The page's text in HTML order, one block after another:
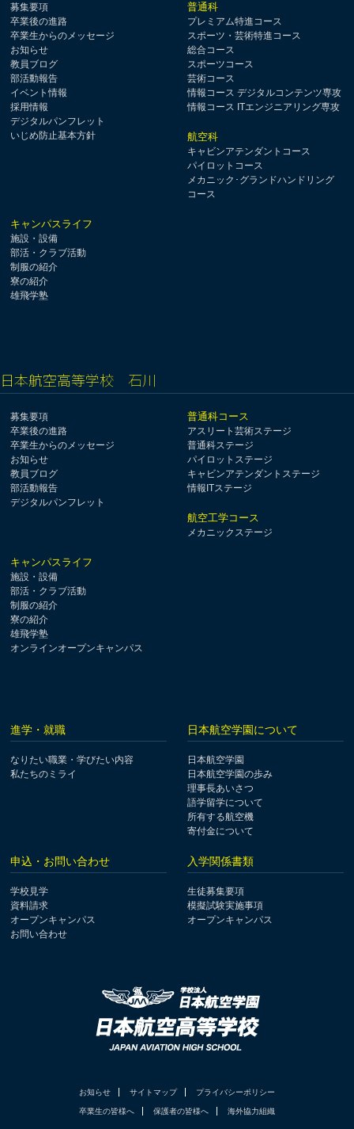
募集要項
卒業後の進路
卒業生からのメッセージ
お知らせ
教員ブログ
部活動報告
イベント情報
採用情報
デジタルパンフレット
いじめ防止基本方針
普通科
プレミアム特進コース
スポーツ・芸術特進コース
総合コース
スポーツコース
芸術コース
情報コース デジタルコンテンツ専攻
情報コース ITエンジニアリング専攻
航空科
キャビンアテンダントコース
パイロットコース
メカニック･グランドハンドリング
コース
キャンパスライフ
施設・設備
部活・クラブ活動
制服の紹介
寮の紹介
雄飛学塾
日本航空高等学校 石川
募集要項
卒業後の進路
卒業生からのメッセージ
お知らせ
教員ブログ
部活動報告
デジタルパンフレット
普通科コース
アスリート芸術ステージ
普通科ステージ
パイロットステージ
キャビンアテンダントステージ
情報ITステージ
航空工学コース
メカニックステージ
キャンパスライフ
施設・設備
部活・クラブ活動
制服の紹介
寮の紹介
雄飛学塾
オンラインオープンキャンパス
進学・就職
なりたい職業・学びたい内容
私たちのミライ
日本航空学園について
日本航空学園
日本航空学園の歩み
理事長あいさつ
語学留学について
所有する航空機
寄付金について
申込・お問い合わせ
学校見学
資料請求
オープンキャンパス
お問い合わせ
入学関係書類
生徒募集要項
模擬試験実施事項
オープンキャンパス
お知らせ サイトマップ プライバシーポリシー
卒業生の皆様へ 保護者の皆様へ 海外協力組織